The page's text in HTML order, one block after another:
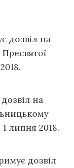
дозвіл на
на
липня 2018.
дозвіл